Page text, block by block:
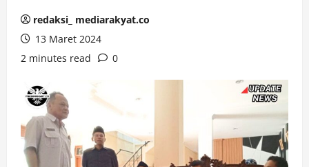
redaksi_ mediarakyat.co
13 Maret 2024
2 minutes read
0